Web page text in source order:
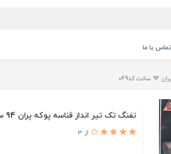
تماس با ما
تفنگ تک تیر انداز قناسه پوکه پران 94 سانت کد049
از 3